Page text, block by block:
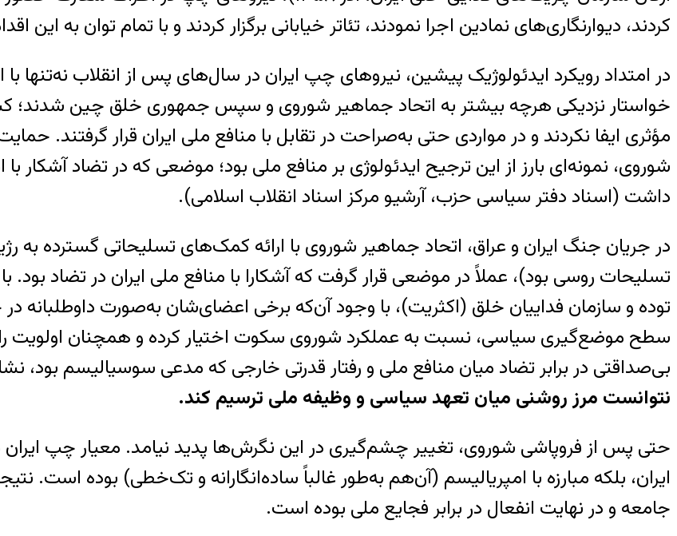
کردند، دیوارنگاری‌های نمادین اجرا نمودند، تئاتر خیابانی برگزار کردند و با تمام توان به
در امتداد رویکرد ایدئولوژیک پیشین، نیروهای چپ ایران در سال‌های پس از انقلاب نه‌تنها
خواستار نزدیکی هرچه بیشتر به اتحاد جماهیر شوروی و سپس جمهوری خلق چین شدند؛
مؤثری ایفا نکردند و در مواردی حتی به‌صراحت در تقابل با منافع ملی ایران قرار گرفتند.
شوروی، نمونه‌ای بارز از این ترجیح ایدئولوژی بر منافع ملی بود؛ موضعی که در تضاد آشکار
داشت (اسناد دفتر سیاسی حزب، آرشیو مرکز اسناد انقلاب اسلامی).
در جریان جنگ ایران و عراق، اتحاد جماهیر شوروی با ارائه کمک‌های تسلیحاتی گسترده به
تسلیحات روسی بود)، عملاً در موضعی قرار گرفت که آشکارا با منافع ملی ایران در تضاد
توده و سازمان فداییان خلق (اکثریت)، با وجود آن‌که برخی اعضای‌شان به‌صورت
سطح موضع‌گیری سیاسی، نسبت به عملکرد شوروی سکوت اختیار کرده و همچنان اولویت را
بی‌صداقتی در برابر تضاد میان منافع ملی و رفتار قدرتی خارجی که مدعی سوسیالیسم بود،
نتوانست مرز روشنی میان تعهد سیاسی و وظیفه ملی ترسیم کند.
حتی پس از فروپاشی شوروی، تغییر چشم‌گیری در این نگرش‌ها پدید نیامد. معیار چپ
ایران، بلکه مبارزه با امپریالیسم (آن‌هم به‌طور غالباً ساده‌انگارانه و تک‌خطی) بوده است.
جامعه و در نهایت انفعال در برابر فجایع ملی بوده است.